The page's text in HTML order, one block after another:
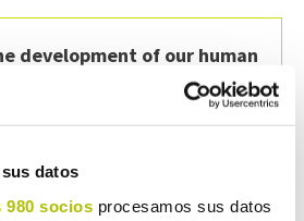
datos
980 socios procesamos sus datos
development of our human
an optimum working
workplaces and among our